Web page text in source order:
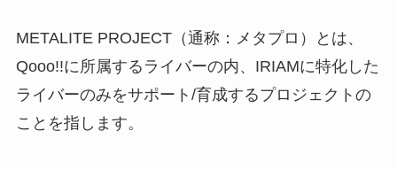
METALITE PROJECT（通称：メタプロ）とは、
Qooo!!に所属するライバーの内、IRIAMに特化した
ライバーのみをサポート/育成するプロジェクトの
ことを指します。